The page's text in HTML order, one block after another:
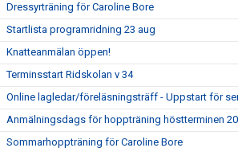
Dressyrträning för Caroline Bore
Startlista programridning 23 aug
Knatteanmälan öppen!
Terminsstart Ridskolan v 34
Online lagledar/föreläsningsträff - Uppstart för
Anmälningsdags för hoppträning höstterminen
Sommarhoppträning för Caroline Bore